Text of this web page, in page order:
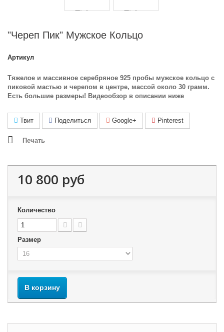
"Череп Пик" Мужское Кольцо
Артикул
Тяжелое и массивное серебряное 925 пробы мужское кольцо с
пиковой мастью и черепом в центре, массой около 30 грамм.
Есть большие размеры! Видеообзор в описании ниже
Твит Поделиться Google+ Pinterest
Печать
10 800 руб
Количество
Размер
В корзину